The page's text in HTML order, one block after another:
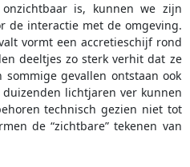
is, kunnen we zijn
de interactie met de omgeving.
vormt een accretieschijf rond
deeltjes zo sterk verhit dat ze
gevallen ontstaan ook
lichtjaren ver kunnen
technisch gezien niet tot
de “zichtbare” tekenen van